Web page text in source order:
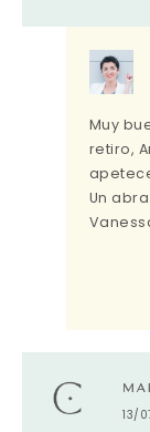
Muy
retiro,
Un
13/